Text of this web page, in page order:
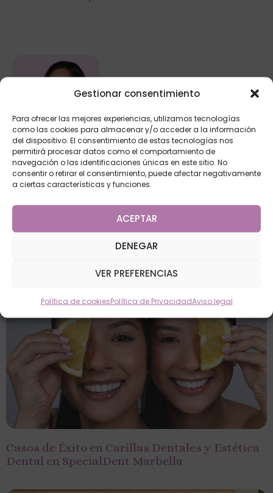
Gestionar consentimiento
Para ofrecer las mejores experiencias, utilizamos tecnologías
como las cookies para almacenar y/o acceder a la información
del dispositivo. El consentimiento de estas tecnologías nos
permitirá procesar datos como el comportamiento de
navegación o las identificaciones únicas en este sitio. No
consentir o retirar el consentimiento, puede afectar negativamente
a ciertas características y funciones.
ACEPTAR
DENEGAR
VER PREFERENCIAS
Política de cookiesPolítica de PrivacidadAviso legal
Autora
Dra. Karina Obando González
Casos de Éxito en Carillas Dentales y Estética
Dental en SpecialDent Marbella